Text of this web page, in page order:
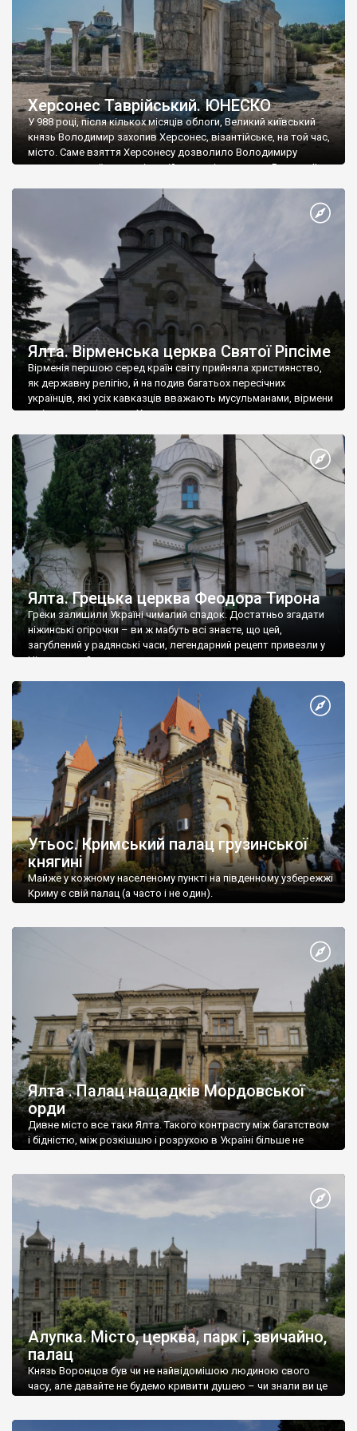
Херсонес Таврійський. ЮНЕСКО
У 988 році, після кількох місяців облоги, Великий київський
князь Володимир захопив Херсонес, візантійське, на той час,
місто. Саме взяття Херсонесу дозволило Володимиру
диктувати свої умови візантійському імператору Василю ІІ, та
Херсонесі Володимир-язичник, став Василем-християнином.
А потім було Хрещення Русі. На честь Херсонесу Таврійського
Ялта. Вірменська церква Святої Ріпсіме
Вірменія першою серед країн світу прийняла християнство,
як державну релігію, й на подив багатьох пересічних
українців, які усіх кавказців вважають мусульманами, вірмени
є відданими вірянами Христа
Ялта. Грецька церква Феодора Тирона
Греки залишили Україні чималий спадок. Достатньо згадати
ніжинські огірочки – ви ж мабуть всі знаєте, що цей,
загублений у радянські часи, легендарний рецепт привезли у
Ніжин греки?
Утьос. Кримський палац грузинської
княгині
Майже у кожному населеному пункті на південному узбережжі
Криму є свій палац (а часто і не один).
Ялта . Палац нащадків Мордовської
орди
Дивне місто все таки Ялта. Такого контрасту між багатством
і бідністю, між розкішшю і розрухою в Україні більше не
Алупка. Місто, церква, парк і, звичайно,
палац
Князь Воронцов був чи не найвідомішою людиною свого
часу, але давайте не будемо кривити душею – чи знали ви це